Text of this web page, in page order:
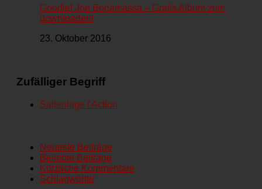
Goodie! Joe Bonamassa – Gratis Album zum
downloaden!
23. Oktober 2016
Zufälliger Begriff
Saitenlage / Action
Neueste Beiträge
Beliebte Beiträge
Kürzliche Kommentare
Schlagwörter